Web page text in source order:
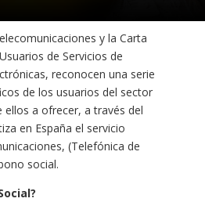
y la Carta
de Servicios de
reconocen una serie
de los usuarios del sector
a ofrecer, a través del
en España el servicio
(Telefónica de
social.